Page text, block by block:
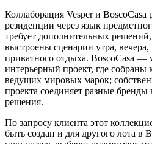
Коллаборация Vesper и BoscoCasa
резиденции через язык
требует дополнительных
выстроены сценарии утра, вечера,
приватного отдыха. BoscoCasa —
интерьерный проект, где собраны
ведущих мировых марок;
проекта соединяет разные
решения.
По запросу клиента этот
быть создан и для другого лота в